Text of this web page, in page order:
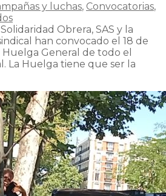
y luchas, Convocatorias,
Obrera, SAS y la
han convocado el 18 de
General de todo el
La Huelga tiene que ser la